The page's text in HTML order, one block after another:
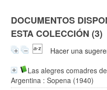
DOCUMENTOS
ESTA COLECCIÓN (3)
Hacer una
Las alegres comadres
Argentina : Sopena (1940)